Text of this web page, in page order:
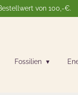
von 100,-€.
Fossilien